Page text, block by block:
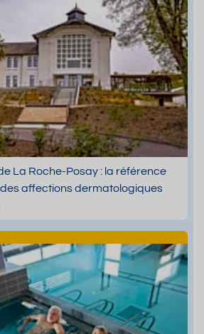
La Roche-Posay : la référence
affections dermatologiques